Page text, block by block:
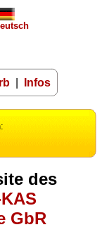
| Infos
des
GbR